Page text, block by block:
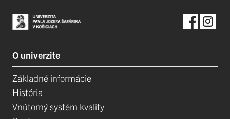
O univerzite
Základné informácie
História
Vnútorný systém kvality